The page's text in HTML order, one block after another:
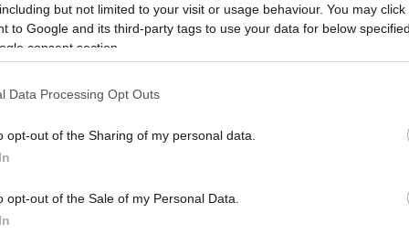
but not limited to your visit or usage behaviour. You may
to Google and its third-party tags to use your data for below
consent section.
Data Processing Opt Outs
opt-out of the Sharing of my personal data.
opt-out of the Sale of my Personal Data.
i april, vant den åpne klassen i rittet.
der hangikk rett opp på pallen på første
2026
Jørgen og Anders Aukland i fjor vår, takket